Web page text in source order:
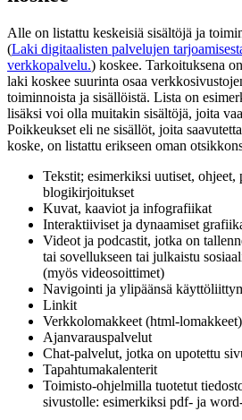
Alle on listattu keskeisiä sisältöjä ja
(Laki digitaalisten palvelujen
verkkopalvelu.) koskee. Tarkoituksena
laki koskee suurinta osaa
toiminnoista ja sisällöistä. Lista on
lisäksi voi olla muitakin sisältöjä, joita
Poikkeukset eli ne sisällöt, joita
koske, on listattu erikseen oman
Tekstit; esimerkiksi uutiset, ohjeet,
blogikirjoitukset
Kuvat, kaaviot ja infografiikat
Interaktiiviset ja dynaamiset
Videot ja podcastit, jotka on
tai sovellukseen tai julkaistu
(myös videosoittimet)
Navigointi ja ylipäänsä
Linkit
Verkkolomakkeet (html-lomakkeet)
Ajanvarauspalvelut
Chat-palvelut, jotka on upotettu
Tapahtumakalenterit
Toimisto-ohjelmilla tuotetut
sivustolle: esimerkiksi pdf- ja